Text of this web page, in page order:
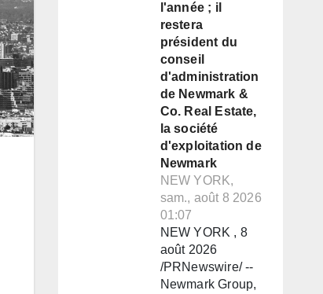
l'année ; il
restera
président du
conseil
d'administration
de Newmark &
Co. Real Estate,
la société
d'exploitation de
Newmark
NEW YORK,
sam., août 8 2026
01:07
NEW YORK , 8
août 2026
/PRNewswire/ --
Newmark Group,